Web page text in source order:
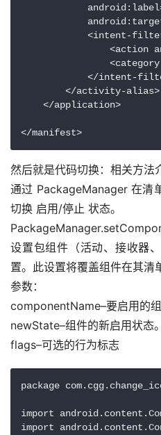
<intent-
<action
</intent-
        </activity-alias>
    </application>
然后就是代码切换：相关方法
通过 PackageManager 在清
切换 启用/停止 状态。
设置包组件（活动、接收器
置。此设置将覆盖组件在其清
参数：
componentName–要启用的
newState–组件的新启用状态。
flags–可选的行为标志
package
import
import